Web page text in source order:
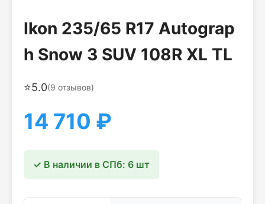
Ikon 235/65 R17 Autograp
h Snow 3 SUV 108R XL TL
⭐5.0(9 отзывов)
14 710 ₽
✓ В наличии в СПб: 6 шт